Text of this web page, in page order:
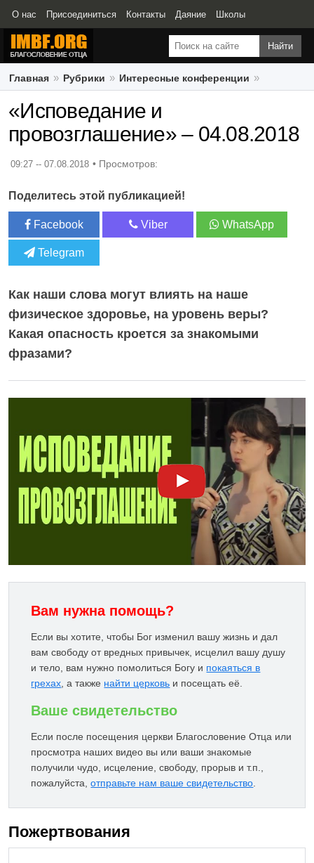
О нас Присоединиться Контакты Даяние Школы
Свидетельства
Главная Рубрики Интересные конференции
«Исповедание и провозглашение» – 04.08.2018
«Исповедание и
провозглашение» – 04.08.2018
09:27 -- 07.08.2018
Поделитесь этой публикацией!
Facebook Viber WhatsApp
Telegram
Как наши слова могут влиять на наше
физическое здоровье, на уровень веры?
Какая опасность кроется за знакомыми
фразами?
Вам нужна помощь?
Если вы хотите, чтобы Бог изменил вашу жизнь и дал
вам свободу от вредных привычек, исцелил вашу душу
и тело, вам нужно помолиться Богу и покаяться в
грехах, а также найти церковь и посещать её.
Ваше свидетельство
Если после посещения церкви Благословение Отца или
просмотра наших видео вы или ваши знакомые
получили чудо, исцеление, свободу, прорыв и т.п.,
пожалуйста,отправьте нам ваше свидетельство.
Пожертвования